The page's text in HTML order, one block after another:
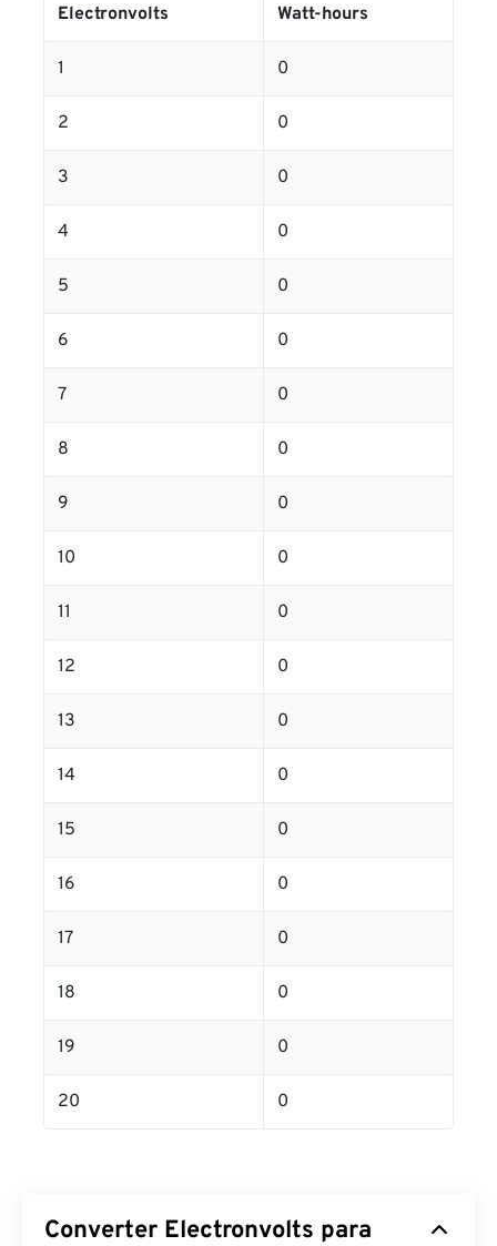
Electronvolts Watt-hours
1 0
2 0
3 0
4 0
5 0
6 0
7 0
8 0
9 0
10 0
11 0
12 0
13 0
14 0
15 0
16 0
17 0
18 0
19 0
20 0
Converter Electronvolts para